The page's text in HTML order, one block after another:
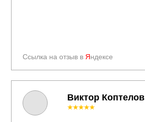
Ссылка на отзыв в Яндексе
★★★★★
Виктор Коптелов